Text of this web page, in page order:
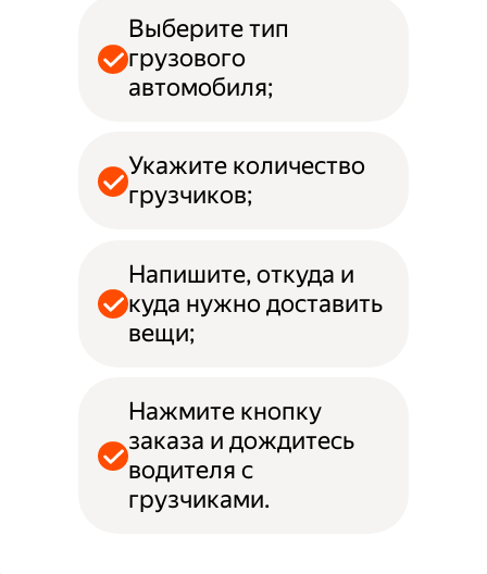
Выберите тип
грузового
автомобиля;
Укажите количество
грузчиков;
Напишите, откуда и
куда нужно доставить
вещи;
Нажмите кнопку
заказа и дождитесь
водителя с
грузчиками.